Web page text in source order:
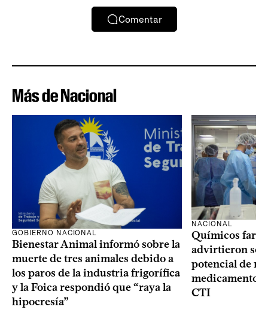
Comentar
Más de Nacional
GOBIERNO NACIONAL
Bienestar Animal informó sobre la
muerte de tres animales debido a
los paros de la industria frigorífica
y la Foica respondió que “raya la
hipocresía”
NACIONAL
Químicos
advirtieron
potencial de
medicamentos
CTI